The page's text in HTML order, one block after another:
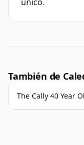
También de
The Cally 40 Year